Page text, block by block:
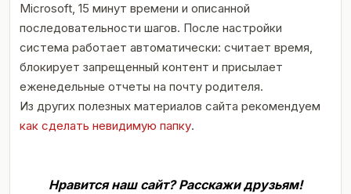
Microsoft, 15 минут времени и описанной
последовательности шагов. После настройки
система работает автоматически: считает время,
блокирует запрещенный контент и присылает
еженедельные отчеты на почту родителя.
Из других полезных материалов сайта рекомендуем
как сделать невидимую папку.
Нравится наш сайт? Расскажи друзьям!